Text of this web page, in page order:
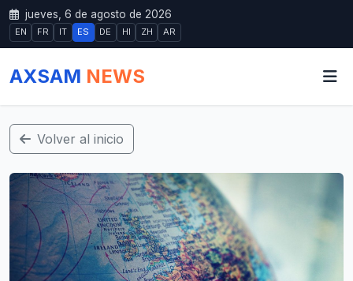
jueves, 6 de agosto de 2026
EN FR IT ES DE HI ZH AR
AXSAM NEWS
Volver al inicio